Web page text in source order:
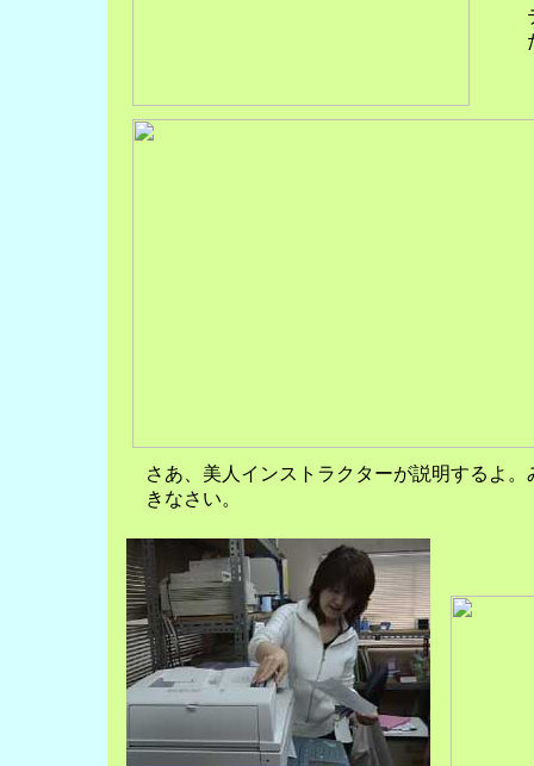
さあ、美人インストラクターが説明するよ。
きなさい。